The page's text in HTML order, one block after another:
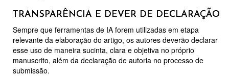
TRANSPARÊNCIA E DEVER DE DECLARAÇÃO
Sempre que ferramentas de IA forem utilizadas em etapa
relevante da elaboração do artigo, os autores deverão declarar
esse uso de maneira sucinta, clara e objetiva no próprio
manuscrito, além da declaração de autoria no processo de
submissão.